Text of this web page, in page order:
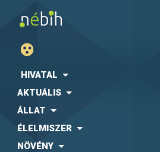
HIVATAL
AKTUÁLIS
ÁLLAT
ÉLELMISZER
NÖVÉNY